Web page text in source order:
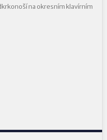
na okresním klavírním